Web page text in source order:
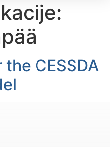
CESSDA